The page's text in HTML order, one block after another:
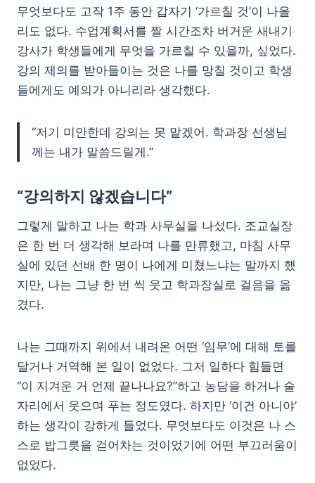
무엇보다도 고작 1주 동안 갑자기 ‘가르칠 것’이 나올
리도 없다. 수업계획서를 짤 시간조차 버거운 새내기
강사가 학생들에게 무엇을 가르칠 수 있을까, 싶었다.
강의 제의를 받아들이는 것은 나를 망칠 것이고 학생
들에게도 예의가 아니리라 생각했다.
“저기 미안한데 강의는 못 맡겠어. 학과장 선생님
께는 내가 말씀드릴게.”
“강의하지 않겠습니다”
그렇게 말하고 나는 학과 사무실을 나섰다. 조교실장
은 한 번 더 생각해 보라며 나를 만류했고, 마침 사무
실에 있던 선배 한 명이 나에게 미쳤느냐는 말까지 했
지만, 나는 그냥 한 번 씩 웃고 학과장실로 걸음을 옮
겼다.
나는 그때까지 위에서 내려온 어떤 ‘임무’에 대해 토를
달거나 거역해 본 일이 없었다. 그저 일하다 힘들면
“이 지겨운 거 언제 끝나나요?”하고 농담을 하거나 술
자리에서 웃으며 푸는 정도였다. 하지만 ‘이건 아니야’
하는 생각이 강하게 들었다. 무엇보다도 이것은 나 스
스로 밥그릇을 걷어차는 것이었기에 어떤 부끄러움이
없었다.